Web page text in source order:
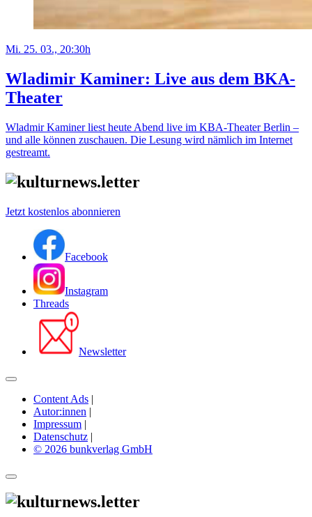
Mi. 25. 03., 20:30h
Wladimir Kaminer: Live aus dem BKA-
Theater
Wladmir Kaminer liest heute Abend live im KBA-Theater Berlin –
und alle können zuschauen. Die Lesung wird nämlich im Internet
gestreamt.
Jetzt kostenlos abonnieren
Facebook
Instagram
Threads
Newsletter
Content Ads |
Autor:innen |
Impressum |
Datenschutz |
© 2026 bunkverlag GmbH